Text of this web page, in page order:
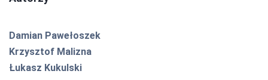
Damian Pawełoszek
Krzysztof Malizna
Łukasz Kukulski